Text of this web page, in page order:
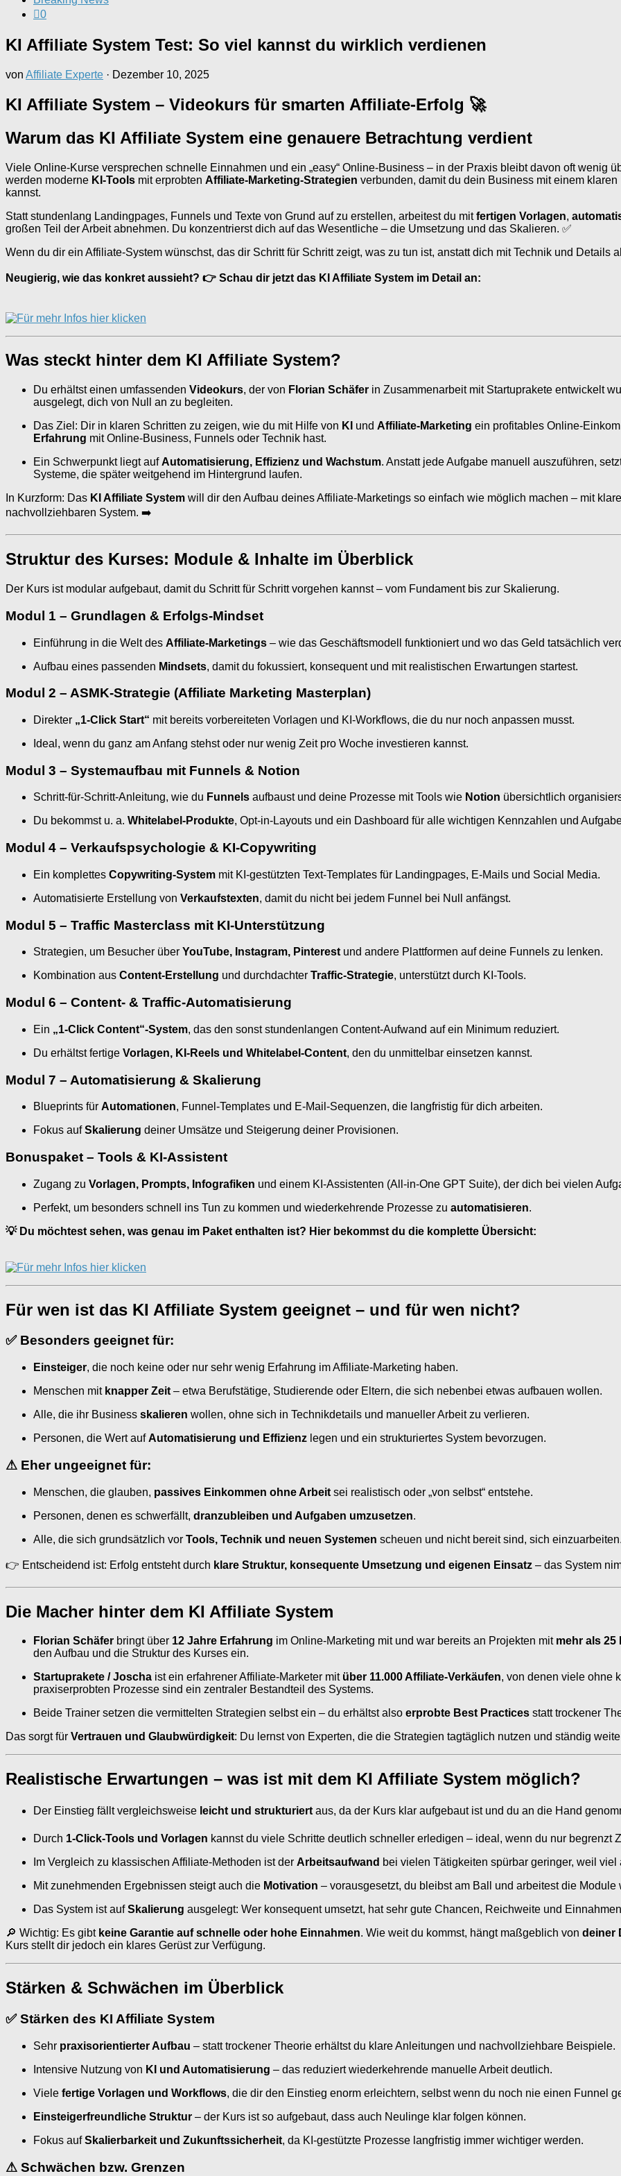
0
KI Affiliate System Test: So viel kannst du wirklich verdienen
von Affiliate Experte · Dezember 10, 2025
KI Affiliate System – Videokurs für smarten Affiliate-Erfolg 🚀
Warum das KI Affiliate System eine genauere Betrachtung verdient
Viele Online-Kurse versprechen schnelle Einnahmen und ein „easy“ Online-Business – in der Praxis bleibt davon oft wenig
werden moderne KI-Tools mit erprobten Affiliate-Marketing-Strategien verbunden, damit du dein Business mit einem
kannst.
Statt stundenlang Landingpages, Funnels und Texte von Grund auf zu erstellen, arbeitest du mitfertigen Vorlagen,
großen Teil der Arbeit abnehmen. Du konzentrierst dich auf das Wesentliche – die Umsetzung und das Skalieren. ✅
Wenn du dir ein Affiliate-System wünschst, das dir Schritt für Schritt zeigt, was zu tun ist, anstatt dich mit Technik und Details
Neugierig, wie das konkret aussieht? 👉 Schau dir jetzt das KI Affiliate System im Detail an:
Was steckt hinter dem KI Affiliate System?
Du erhältst einen umfassenden Videokurs, der von Florian Schäfer in Zusammenarbeit mit Startuprakete entwickelt
ausgelegt, dich von Null an zu begleiten.
Das Ziel: Dir in klaren Schritten zu zeigen, wie du mit Hilfe von KI und Affiliate-Marketing ein profitables Online-
Erfahrung mit Online-Business, Funnels oder Technik hast.
Ein Schwerpunkt liegt auf Automatisierung, Effizienz und Wachstum. Anstatt jede Aufgabe manuell auszuführen,
Systeme, die später weitgehend im Hintergrund laufen.
In Kurzform: Das KI Affiliate System will dir den Aufbau deines Affiliate-Marketings so einfach wie möglich machen – mit
nachvollziehbaren System. ➡️
Struktur des Kurses: Module & Inhalte im Überblick
Der Kurs ist modular aufgebaut, damit du Schritt für Schritt vorgehen kannst – vom Fundament bis zur Skalierung.
Modul 1 – Grundlagen & Erfolgs-Mindset
Einführung in die Welt des Affiliate-Marketings – wie das Geschäftsmodell funktioniert und wo das Geld tatsächlich
Aufbau eines passenden Mindsets, damit du fokussiert, konsequent und mit realistischen Erwartungen startest.
Modul 2 – ASMK-Strategie (Affiliate Marketing Masterplan)
Direkter „1-Click Start“ mit bereits vorbereiteten Vorlagen und KI-Workflows, die du nur noch anpassen musst.
Ideal, wenn du ganz am Anfang stehst oder nur wenig Zeit pro Woche investieren kannst.
Modul 3 – Systemaufbau mit Funnels & Notion
Schritt-für-Schritt-Anleitung, wie du Funnels aufbaust und deine Prozesse mit Tools wie Notion übersichtlich
Du bekommst u. a. Whitelabel-Produkte, Opt-in-Layouts und ein Dashboard für alle wichtigen Kennzahlen und
Modul 4 – Verkaufspsychologie & KI-Copywriting
Ein komplettes Copywriting-System mit KI-gestützten Text-Templates für Landingpages, E-Mails und Social Media.
Automatisierte Erstellung von Verkaufstexten, damit du nicht bei jedem Funnel bei Null anfängst.
Modul 5 – Traffic Masterclass mit KI-Unterstützung
Strategien, um Besucher über YouTube, Instagram, Pinterest und andere Plattformen auf deine Funnels zu lenken.
Kombination aus Content-Erstellung und durchdachter Traffic-Strategie, unterstützt durch KI-Tools.
Modul 6 – Content- & Traffic-Automatisierung
Ein „1-Click Content“-System, das den sonst stundenlangen Content-Aufwand auf ein Minimum reduziert.
Du erhältst fertige Vorlagen, KI-Reels und Whitelabel-Content, den du unmittelbar einsetzen kannst.
Modul 7 – Automatisierung & Skalierung
Blueprints für Automationen, Funnel-Templates und E-Mail-Sequenzen, die langfristig für dich arbeiten.
Fokus aufSkalierung deiner Umsätze und Steigerung deiner Provisionen.
Bonuspaket – Tools & KI-Assistent
Zugang zu Vorlagen, Prompts, Infografiken und einem KI-Assistenten (All-in-One GPT Suite), der dich bei vielen
Perfekt, um besonders schnell ins Tun zu kommen und wiederkehrende Prozesse zu automatisieren.
💡 Du möchtest sehen, was genau im Paket enthalten ist? Hier bekommst du die komplette Übersicht:
Für wen ist das KI Affiliate System geeignet – und für wen nicht?
✅ Besonders geeignet für:
Einsteiger, die noch keine oder nur sehr wenig Erfahrung im Affiliate-Marketing haben.
Menschen mit knapper Zeit – etwa Berufstätige, Studierende oder Eltern, die sich nebenbei etwas aufbauen wollen.
Alle, die ihr Business skalieren wollen, ohne sich in Technikdetails und manueller Arbeit zu verlieren.
Personen, die Wert auf Automatisierung und Effizienz legen und ein strukturiertes System bevorzugen.
⚠ Eher ungeeignet für:
Menschen, die glauben, passives Einkommen ohne Arbeit sei realistisch oder „von selbst“ entstehe.
Personen, denen es schwerfällt, dranzubleiben und Aufgaben umzusetzen.
Alle, die sich grundsätzlich vor Tools, Technik und neuen Systemen scheuen und nicht bereit sind, sich
👉 Entscheidend ist: Erfolg entsteht durch klare Struktur, konsequente Umsetzung und eigenen Einsatz – das System
Die Macher hinter dem KI Affiliate System
Florian Schäfer bringt über 12 Jahre Erfahrung im Online-Marketing mit und war bereits an Projekten mit mehr als 25
den Aufbau und die Struktur des Kurses ein.
Startuprakete / Joscha ist ein erfahrener Affiliate-Marketer mit über 11.000 Affiliate-Verkäufen, von denen viele ohne
praxiserprobten Prozesse sind ein zentraler Bestandteil des Systems.
Beide Trainer setzen die vermittelten Strategien selbst ein – du erhältst also erprobte Best Practices statt trockener
Das sorgt für Vertrauen und Glaubwürdigkeit: Du lernst von Experten, die die Strategien tagtäglich nutzen und ständig
Realistische Erwartungen – was ist mit dem KI Affiliate System möglich?
Der Einstieg fällt vergleichsweise leicht und strukturiert aus, da der Kurs klar aufgebaut ist und du an die Hand
Durch 1-Click-Tools und Vorlagen kannst du viele Schritte deutlich schneller erledigen – ideal, wenn du nur begrenzt
Im Vergleich zu klassischen Affiliate-Methoden ist der Arbeitsaufwand bei vielen Tätigkeiten spürbar geringer, weil viel
Mit zunehmenden Ergebnissen steigt auch die Motivation – vorausgesetzt, du bleibst am Ball und arbeitest die Module
Das System ist aufSkalierung ausgelegt: Wer konsequent umsetzt, hat sehr gute Chancen, Reichweite und
🔎 Wichtig: Es gibt keine Garantie auf schnelle oder hohe Einnahmen. Wie weit du kommst, hängt maßgeblich von deiner
Kurs stellt dir jedoch ein klares Gerüst zur Verfügung.
Stärken & Schwächen im Überblick
✅Stärken des KI Affiliate System
Sehr praxisorientierter Aufbau – statt trockener Theorie erhältst du klare Anleitungen und nachvollziehbare Beispiele.
Intensive Nutzung von KI und Automatisierung – das reduziert wiederkehrende manuelle Arbeit deutlich.
Viele fertige Vorlagen und Workflows, die dir den Einstieg enorm erleichtern, selbst wenn du noch nie einen Funnel
Einsteigerfreundliche Struktur – der Kurs ist so aufgebaut, dass auch Neulinge klar folgen können.
Fokus aufSkalierbarkeit und Zukunftssicherheit, da KI-gestützte Prozesse langfristig immer wichtiger werden.
⚠ Schwächen bzw. Grenzen